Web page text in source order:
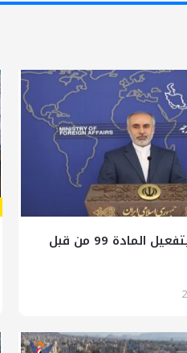
ايران ترحب بتفعيل المادة 99 من قبل